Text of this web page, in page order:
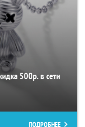
500р. в сети
ПОДРОБНЕЕ